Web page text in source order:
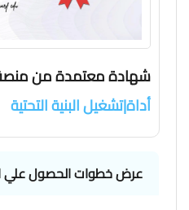
شهادة معتمدة من
أداة|تشغيل البنية التحتية
عرض خطوات الحصول علي الشهادة